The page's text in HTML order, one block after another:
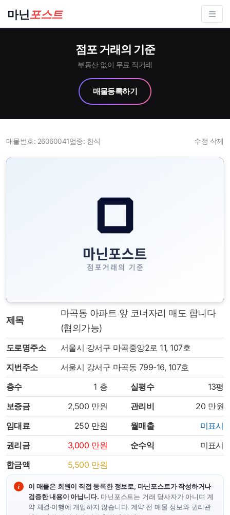
마닌포스트
점포 거래의 기준
부동산 없이 무료 직거래
매물등록하기
매물번호: 26060041업종: 한식 수정 삭제
제목
마곡동 아파트 앞 코너자리 매도 합니다
(협의가능)
도로명주소
서울시 강서구 마곡중앙2로 11, 107호
지번주소
서울시 강서구 마곡동 799-16, 107호
층수
1 층 실평수
13평
보증금
2,500 만원 관리비 20 만원
임대료
250 만원 월매출
미표시
권리금
3,000 만원 순수익
미표시
합금액
5,500 만원
이 매물은 회원이 직접 등록한 정보로, 마닌포스트가 작성하거나
검증한 내용이 아닙니다. 마닌포스트는 거래 당사자가 아니며 계
약 체결·이행에 개입하지 않습니다. 계약 전 매물 정보와 권리관